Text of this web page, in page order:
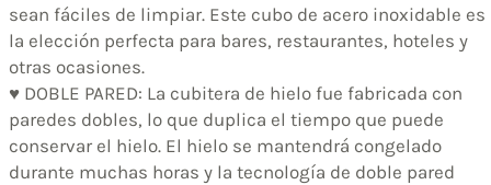
sean fáciles de limpiar. Este cubo de acero inoxidable es
la elección perfecta para bares, restaurantes, hoteles y
otras ocasiones.
♥ DOBLE PARED: La cubitera de hielo fue fabricada con
paredes dobles, lo que duplica el tiempo que puede
conservar el hielo. El hielo se mantendrá congelado
durante muchas horas y la tecnología de doble pared